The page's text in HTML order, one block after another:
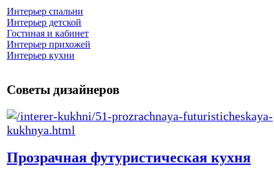
Интерьер спальни
Интерьер детской
Гостиная и кабинет
Интерьер прихожей
Интерьер кухни
Советы дизайнеров
Прозрачная футуристическая кухня